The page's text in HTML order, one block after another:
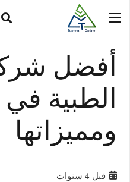
أفضل
الطبية
ومميزاتها
قبل 4 سنوات